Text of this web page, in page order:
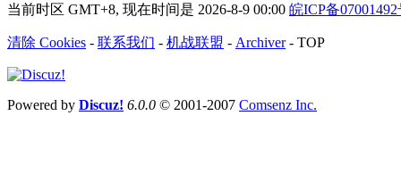
当前时区 GMT+8, 现在时间是 2026-8-9 00:00 皖ICP备07001492
清除 Cookies - 联系我们 - 机战联盟 - Archiver- TOP
Powered by Discuz! 6.0.0 © 2001-2007 Comsenz Inc.